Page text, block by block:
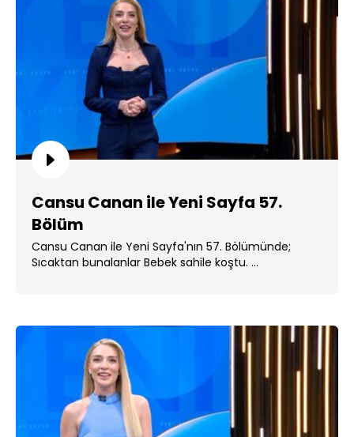
Cansu Canan ile Yeni Sayfa 57.
Bölüm
Cansu Canan ile Yeni Sayfa'nın 57. Bölümünde;
Sıcaktan bunalanlar Bebek sahile koştu. ...